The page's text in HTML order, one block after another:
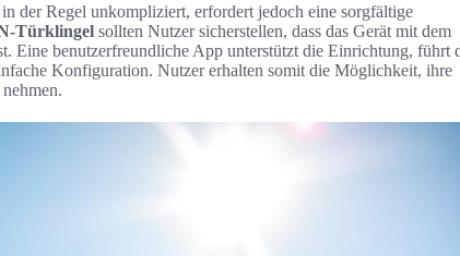
der Regel unkompliziert, erfordert jedoch eine sorgfältige
Türklingel sollten Nutzer sicherstellen, dass das Gerät mit dem
Eine benutzerfreundliche App unterstützt die Einrichtung, führt
Konfiguration. Nutzer erhalten somit die Möglichkeit, ihre